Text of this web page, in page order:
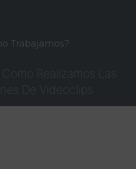
Trabajamos?
Realizamos Las
De Videoclips